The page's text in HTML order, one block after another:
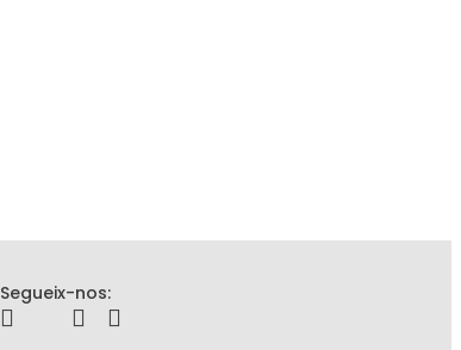
Segueix-nos: